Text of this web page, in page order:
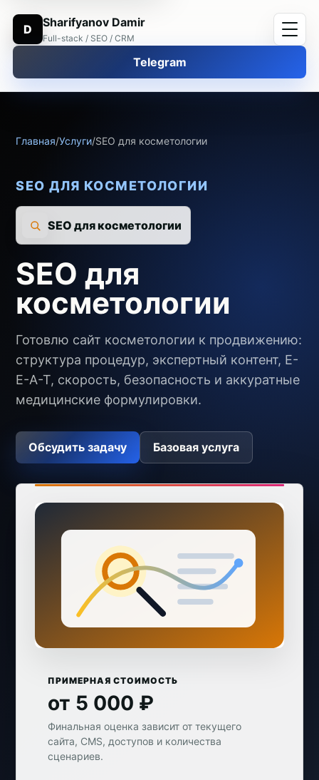
D Sharifyanov Damir
Full-stack / SEO / CRM
Telegram
Главная/Услуги/SEO для косметологии
SEO ДЛЯ КОСМЕТОЛОГИИ
SEO для косметологии
SEO для
косметологии
Готовлю сайт косметологии к продвижению:
структура процедур, экспертный контент, E-
E-A-T, скорость, безопасность и аккуратные
медицинские формулировки.
Обсудить задачу Базовая услуга
ПРИМЕРНАЯ СТОИМОСТЬ
от 5 000 ₽
Финальная оценка зависит от текущего
сайта, CMS, доступов и количества
сценариев.